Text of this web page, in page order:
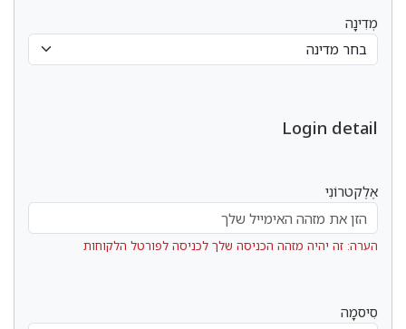
מְדִינָה
Login detail
אֶלֶקטרוֹנִי
הערה: זה יהיה מזהה הכניסה שלך לכניסה לפורטל הלקוחות
סִיסמָה